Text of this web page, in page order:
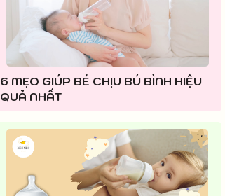
6 MẸO GIÚP BÉ CHỊU BÚ BÌNH HIỆU
QUẢ NHẤT